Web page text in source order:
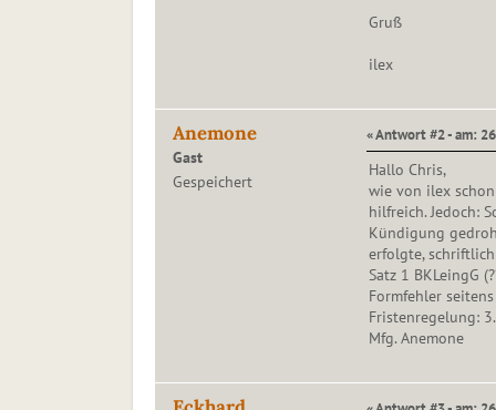
Gruß
ilex
Anemone
Gast
Gespeichert
« Antwort #2 - am:
Hallo Chris,
wie von ilex
hilfreich. Jedoch:
Kündigung
erfolgte,
Satz 1 BKLeingG
Formfehler
Fristenregelung:
Mfg. Anemone